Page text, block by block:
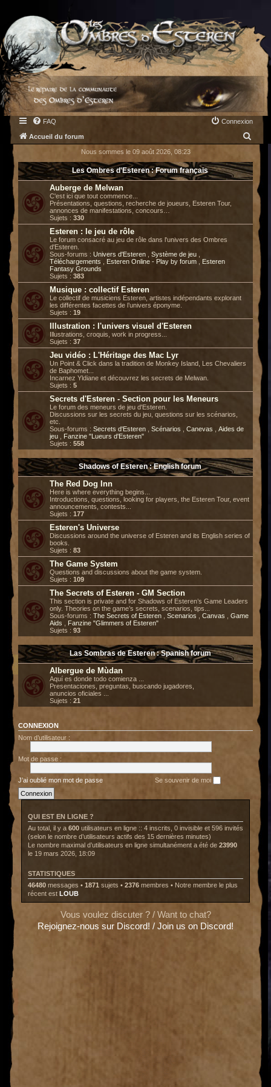
FAQ Connexion
Accueil du forum
c
h
c
Nous sommes le 09 août 2026, 08:23
Les Ombres d'Esteren : Forum français
Auberge de Melwan
C'est ici que tout commence...
Présentations, questions, recherche de joueurs, Esteren Tour,
annonces de manifestations, concours…
Sujets : 330
Esteren : le jeu de rôle
Le forum consacré au jeu de rôle dans l'univers des Ombres
d'Esteren.
Sous-forums : Univers d'Esteren Système de jeu
Téléchargements
Esteren Online - Play by forum
Esteren
Fantasy Grounds
Sujets : 383
Musique : collectif Esteren
Le collectif de musiciens Esteren, artistes indépendants explorant
les différentes facettes de l’univers éponyme.
Sujets : 19
Illustration : l'univers visuel d'Esteren
Illustrations, croquis, work in progress...
Sujets : 37
Jeu vidéo : L'Héritage des Mac Lyr
Un Point & Click dans la tradition de Monkey Island, Les Chevaliers
de Baphomet...
Incarnez Yldiane et découvrez les secrets de Melwan.
Sujets : 5
Secrets d'Esteren - Section pour les Meneurs
Le forum des meneurs de jeu d'Esteren.
Discussions sur les secrets du jeu, questions sur les scénarios,
etc.
Sous-forums : Secrets d'Esteren Scénarios Canevas
Aides de
jeu
Fanzine "Lueurs d'Esteren"
Sujets : 558
Shadows of Esteren : English forum
The Red Dog Inn
Here is where everything begins...
Introductions, questions, looking for players, the Esteren Tour, event
announcements, contests...
Sujets : 177
Esteren's Universe
Discussions around the universe of Esteren and its English series of
books.
Sujets : 83
The Game System
Questions and discussions about the game system.
Sujets : 109
The Secrets of Esteren - GM Section
This section is private and for Shadows of Esteren’s Game Leaders
only. Theories on the game’s secrets, scenarios, tips...
Sous-forums : The Secrets of Esteren Scenarios Canvas
Game
Aids
Fanzine "Glimmers of Esteren"
Sujets : 93
Las Sombras de Esteren : Spanish forum
Albergue de Mùdan
Aquí es donde todo comienza ...
Presentaciones, preguntas, buscando jugadores,
anuncios oficiales ...
Sujets : 21
CONNEXION
Nom d’utilisateur :
Mot de passe :
J’ai oublié mon mot de passe Se souvenir de moi
QUI EST EN LIGNE ?
Au total, il y a 600 utilisateurs en ligne :: 4 inscrits, 0 invisible et 596 invités
(selon le nombre d’utilisateurs actifs des 15 dernières minutes)
Le nombre maximal d’utilisateurs en ligne simultanément a été de 23990
le 19 mars 2026, 18:09
STATISTIQUES
46480 messages • 1871 sujets • 2376 membres • Notre membre le plus
récent est LOUB
Vous voulez discuter ? / Want to chat?
Rejoignez-nous sur Discord! / Join us on Discord!